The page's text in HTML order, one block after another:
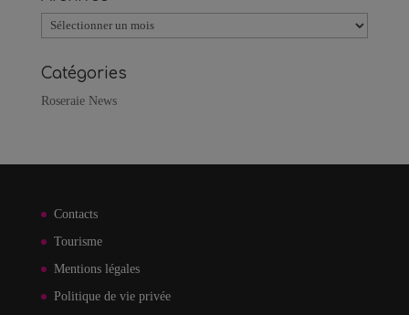
Archives
Catégories
Roseraie News
Contacts
Tourisme
Mentions légales
Politique de vie privée